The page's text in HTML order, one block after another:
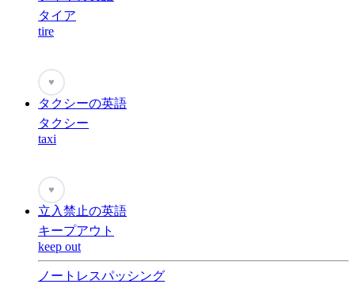
タイア
tire
♥
タクシーの英語
タクシー
taxi
♥
立入禁止の英語
キープアウト
keep out
ノートレスパッシング